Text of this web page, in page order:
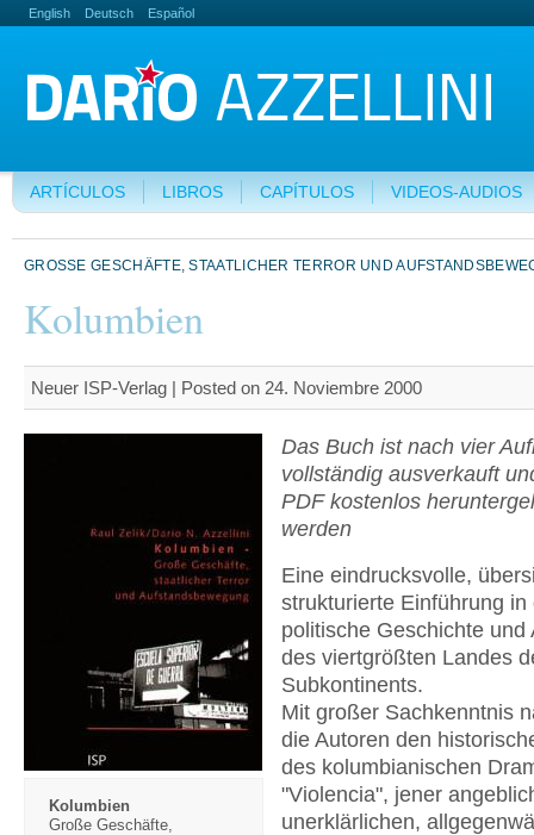
English Deutsch Español
ARTÍCULOS LIBROS CAPÍTULOS VIDEOS-AUDIOS
GROSSE GESCHÄFTE, STAATLICHER TERROR UND
Kolumbien
Neuer ISP-Verlag | Posted on 24. Noviembre 2000
Kolumbien
Große Geschäfte,
Das Buch ist nach vier
vollständig ausverkauft
PDF kostenlos
werden
Eine eindrucksvolle,
strukturierte Einführung in
politische Geschichte und
des viertgrößten Landes
Subkontinents.
Mit großer Sachkenntnis
die Autoren den
des kolumbianischen
"Violencia", jener
unerklärlichen,